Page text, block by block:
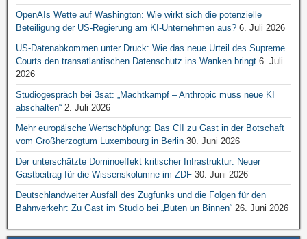
OpenAIs Wette auf Washington: Wie wirkt sich die potenzielle
Beteiligung der US-Regierung am KI-Unternehmen aus? 6. Juli 2026
US-Datenabkommen unter Druck: Wie das neue Urteil des Supreme
Courts den transatlantischen Datenschutz ins Wanken bringt 6. Juli
2026
Studiogespräch bei 3sat: „Machtkampf – Anthropic muss neue KI
abschalten“ 2. Juli 2026
Mehr europäische Wertschöpfung: Das CII zu Gast in der Botschaft
vom Großherzogtum Luxembourg in Berlin 30. Juni 2026
Der unterschätzte Dominoeffekt kritischer Infrastruktur: Neuer
Gastbeitrag für die Wissenskolumne im ZDF 30. Juni 2026
Deutschlandweiter Ausfall des Zugfunks und die Folgen für den
Bahnverkehr: Zu Gast im Studio bei „Buten un Binnen“ 26. Juni 2026